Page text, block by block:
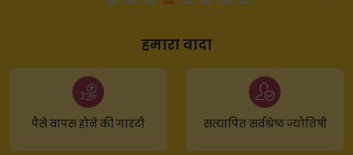
हमारा वादा
पैसे वापस होने की गारंटी सत्यापित सर्वश्रेष्ठ ज्योतिषी